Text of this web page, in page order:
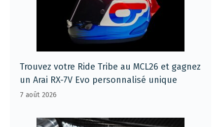
Trouvez votre Ride Tribe au MCL26 et gagnez
un Arai RX-7V Evo personnalisé unique
7 août 2026